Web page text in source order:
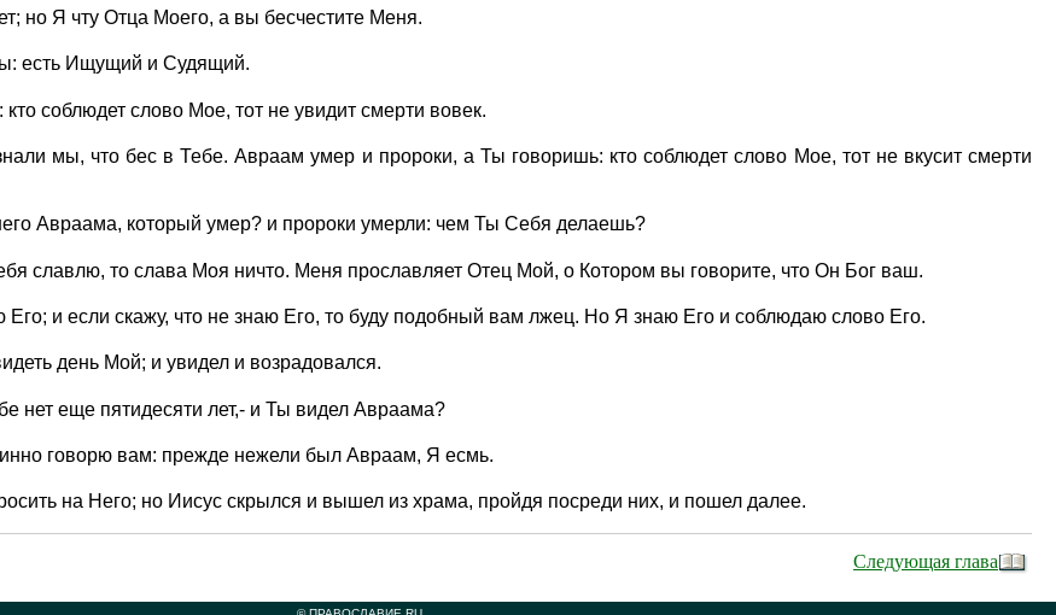
но Я чту Отца Моего, а вы бесчестите Меня.
есть Ищущий и Судящий.
соблюдет слово Мое, тот не увидит смерти вовек.
мы, что бес в Тебе. Авраам умер и пророки, а Ты говоришь: кто соблюдет слово Мое, тот не вкусит смерти
Авраама, который умер? и пророки умерли: чем Ты Себя делаешь?
славлю, то слава Моя ничто. Меня прославляет Отец Мой, о Котором вы говорите, что Он Бог ваш.
и если скажу, что не знаю Его, то буду подобный вам лжец. Но Я знаю Его и соблюдаю слово Его.
день Мой; и увидел и возрадовался.
нет еще пятидесяти лет,- и Ты видел Авраама?
говорю вам: прежде нежели был Авраам, Я есмь.
на Него; но Иисус скрылся и вышел из храма, пройдя посреди них, и пошел далее.
Следующая глава